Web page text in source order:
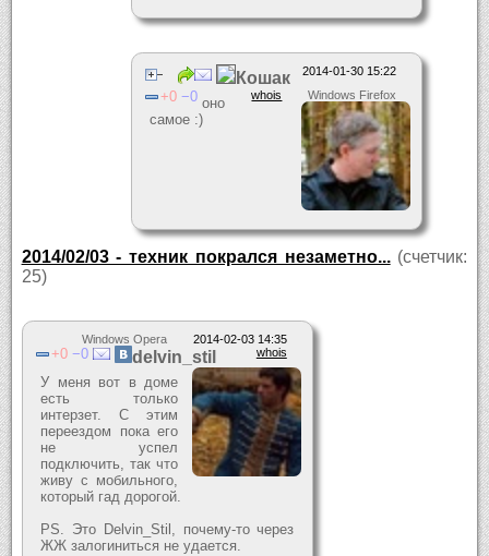
2014-01-30 15:22
Windows Firefox
whois
0 0
Кошак
оно
самое :)
2014/02/03 - техник покрался незаметно...(счетчик:
25)
2014-02-03 14:35
Windows Opera
whois
0 0 delvin_stil
У меня вот в доме
есть только
интерзет. С этим
переездом пока его
не успел
подключить, так что
живу с мобильного,
который гад дорогой.
PS. Это Delvin_Stil, почему-то через
ЖЖ залогиниться не удается.